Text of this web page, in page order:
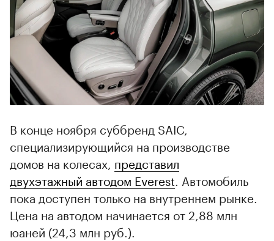
В конце ноября суббренд SAIC,
специализирующийся на производстве
домов на колесах, представил
двухэтажный автодом Everest . Автомобиль
пока доступен только на внутреннем рынке.
Цена на автодом начинается от 2,88 млн
юаней (24,3 млн руб.).